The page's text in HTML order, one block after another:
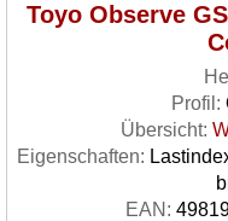
Toyo Observe
Profil:
Übersicht:
Eigenschaften:
EAN: